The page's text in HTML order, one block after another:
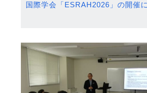
国際学会「ESRAH2026」の開催